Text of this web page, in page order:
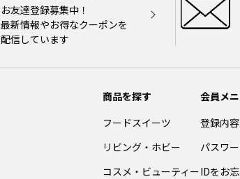
お友達登録募集中！
最新情報やお得なクーポンを
配信しています
商品を探す
フードスイーツ
リビング・ホビー
コスメ・ビューティー
会員メ
登録内
パスワ
IDをお